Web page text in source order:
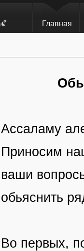
Главная
Ассаламу
Приносим
ваши
обьяснить
Во первых,